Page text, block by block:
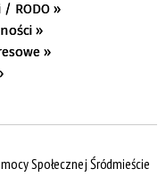
RODO »
»
»
Społecznej Śródmieście